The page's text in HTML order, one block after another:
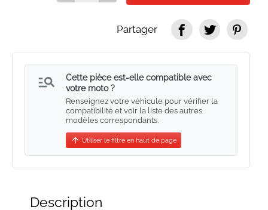
Partager
manage_search
Cette pièce est-elle compatible avec
votre moto ?
Renseignez votre véhicule pour vérifier la
compatibilité et voir la liste des autres
modèles correspondants.
arrow_upward Utiliser le filtre en haut de page
Description